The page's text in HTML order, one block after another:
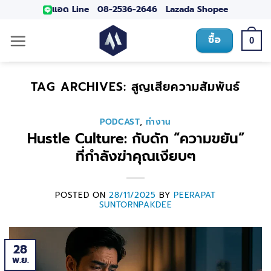
แอด Line 08-2536-2646 Lazada Shopee
ซื้อ 0
TAG ARCHIVES: สูญเสียความสัมพันธ์
PODCAST,ทำงาน
Hustle Culture: กับดัก “ความขยัน”
ที่กำลังฆ่าคุณเงียบๆ
POSTED ON 28/11/2025 BYPEERAPAT
SUNTORNPAKDEE
28
พ.ย.